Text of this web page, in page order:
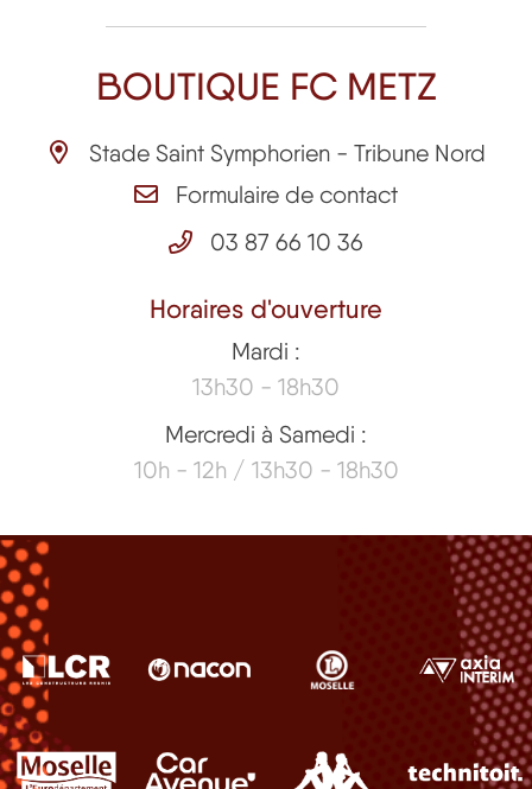
BOUTIQUE FC METZ
Stade Saint Symphorien - Tribune Nord
Formulaire de contact
03 87 66 10 36
Horaires d'ouverture
Mardi :
13h30 - 18h30
Mercredi à Samedi :
10h - 12h / 13h30 - 18h30